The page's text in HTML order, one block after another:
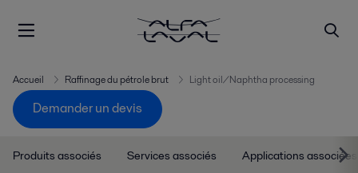
Accueil Raffinage du pétrole brut Light oil/Naphtha processing
Demander un devis
Produits associés Services associés Applications associées